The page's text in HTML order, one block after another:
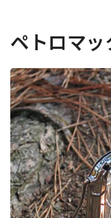
ペトロマッ